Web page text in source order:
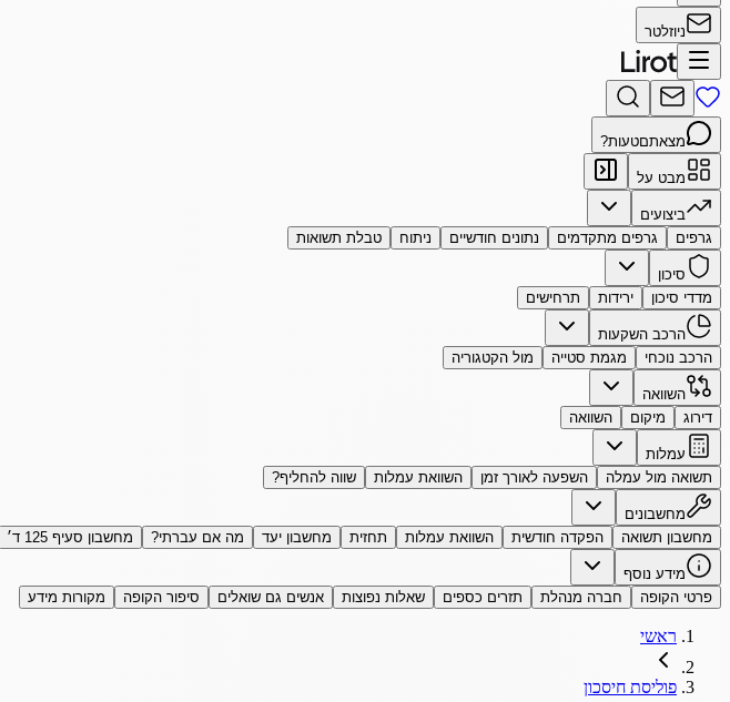
ניוזלטר
מצאתםטעות?
מבט על
ביצועים
גרפים
גרפים מתקדמים נתונים חודשיים ניתוח טבלת תשואות
סיכון
מדדי סיכון
ירידות תרחישים
הרכב השקעות
הרכב נוכחי
מגמת סטייה מול הקטגוריה
השוואה
דירוג
מיקום השוואה
עמלות
תשואה מול עמלה
השפעה לאורך זמן השוואת עמלות שווה להחליף?
מחשבונים
מחשבון תשואה
הפקדה חודשית השוואת עמלות תחזית מחשבון יעד מה אם עברתי? מחשבון סעיף 125 ד׳
מידע נוסף
פרטי הקופה
חברה מנהלת תזרים כספים שאלות נפוצות אנשים גם שואלים סיפור הקופה מקורות מידע
ראשי
פוליסת חיסכון